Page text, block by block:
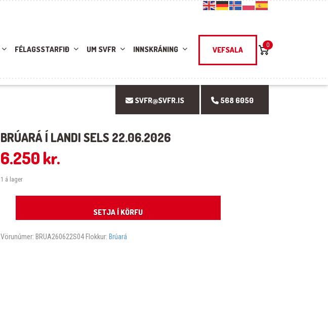
FÉLAGSSTARFIÐ UM SVFR INNSKRÁNING VEFSALA
0
SVFR@SVFR.IS 568 6050
BRÚARÁ Í LANDI SELS 22.06.2026
6.250kr.
1 á lager
SETJA Í KÖRFU
Vörunúmer: BRUA260622S04 Flokkur: Brúará